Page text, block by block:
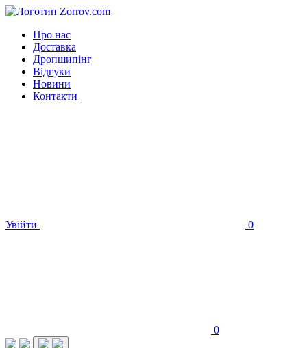
Про нас
Доставка
Дропшипінг
Відгуки
Новини
Контакти
Увійти 0
0